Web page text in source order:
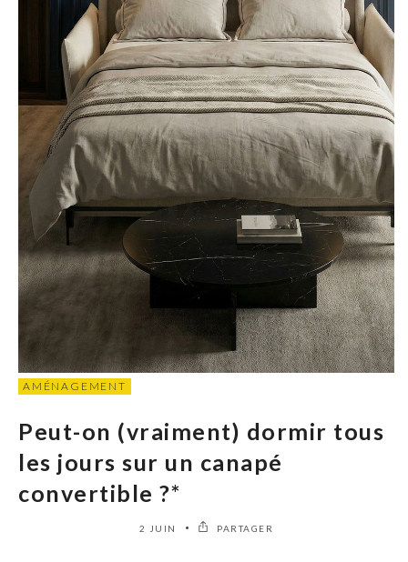
AMÉNAGEMENT
Peut-on (vraiment) dormir tous
les jours sur un canapé
convertible ?*
2 JUIN PARTAGER